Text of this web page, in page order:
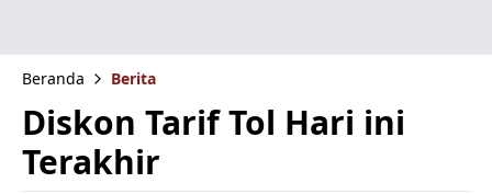
Beranda Berita
Diskon Tarif Tol Hari ini
Terakhir